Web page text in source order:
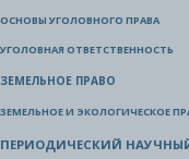
ОСНОВЫ УГОЛОВНОГО ПРАВА
УГОЛОВНАЯ ОТВЕТСТВЕННОСТЬ
ЗЕМЕЛЬНОЕ ПРАВО
ЗЕМЕЛЬНОЕ И ЭКОЛОГИЧЕСКОЕ
ПЕРИОДИЧЕСКИЙ